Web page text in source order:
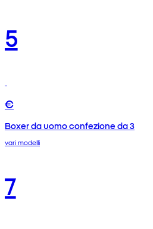
5
€
Boxer da uomo confezione da 3
vari modelli
7